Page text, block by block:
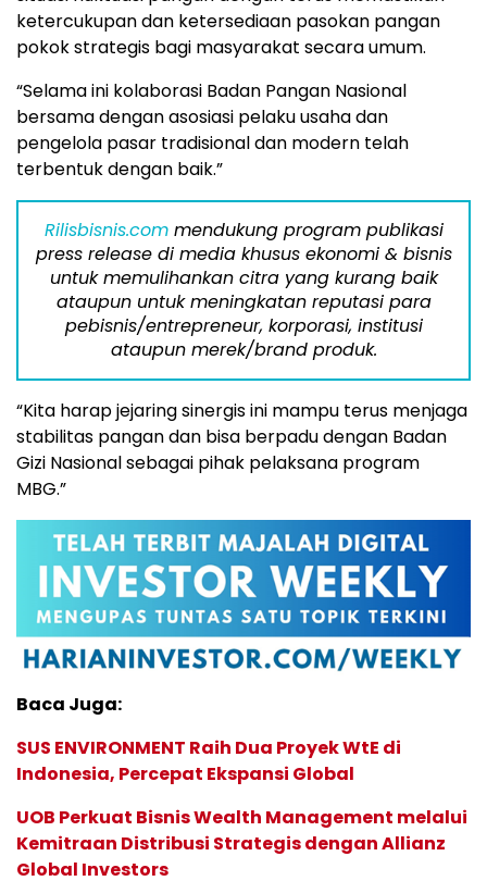
ketercukupan dan ketersediaan pasokan pangan
pokok strategis bagi masyarakat secara umum.
“Selama ini kolaborasi Badan Pangan Nasional
bersama dengan asosiasi pelaku usaha dan
pengelola pasar tradisional dan modern telah
terbentuk dengan baik.”
Rilisbisnis.commendukung program publikasi
press release di media khusus ekonomi & bisnis
untuk memulihankan citra yang kurang baik
ataupun untuk meningkatan reputasi para
pebisnis/entrepreneur, korporasi, institusi
ataupun merek/brand produk.
“Kita harap jejaring sinergis ini mampu terus menjaga
stabilitas pangan dan bisa berpadu dengan Badan
Gizi Nasional sebagai pihak pelaksana program
MBG.”
Baca Juga:
SUS ENVIRONMENT Raih Dua Proyek WtE di
Indonesia, Percepat Ekspansi Global
UOB Perkuat Bisnis Wealth Management melalui
Kemitraan Distribusi Strategis dengan Allianz
Global Investors